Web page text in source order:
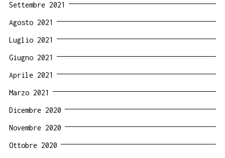
Settembre 2021
Agosto 2021
Luglio 2021
Giugno 2021
Aprile 2021
Marzo 2021
Dicembre 2020
Novembre 2020
Ottobre 2020